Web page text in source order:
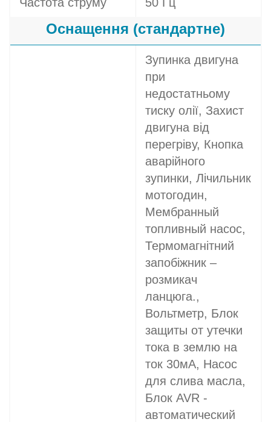
Оснащення (стандартне)
Зупинка двигуна
при
недостатньому
тиску олії, Захист
двигуна від
перегріву, Кнопка
аварійного
зупинки, Лічильник
мотогодин,
Мембранный
топливный насос,
Термомагнітний
запобіжник –
розмикач
ланцюга.,
Вольтметр, Блок
защиты от утечки
тока в землю на
ток 30мА, Насос
для слива масла,
Блок AVR -
автоматический